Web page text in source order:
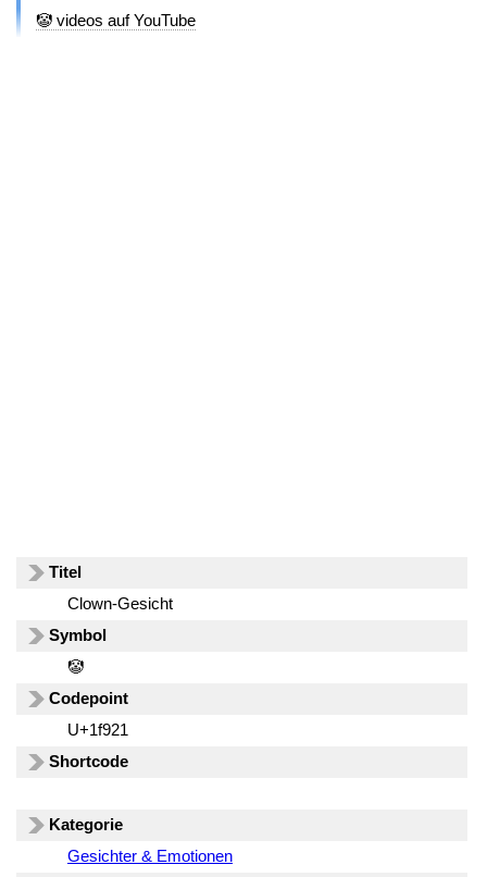
🤡 videos auf YouTube
Titel
Clown-Gesicht
Symbol
🤡
Codepoint
U+1f921
Shortcode
Kategorie
Gesichter & Emotionen